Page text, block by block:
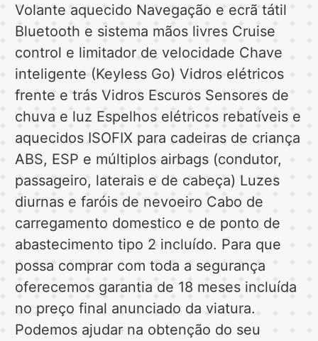
Volante aquecido Navegação e ecrã tátil
Bluetooth e sistema mãos livres Cruise
control e limitador de velocidade Chave
inteligente (Keyless Go) Vidros elétricos
frente e trás Vidros Escuros Sensores de
chuva e luz Espelhos elétricos rebatíveis e
aquecidos ISOFIX para cadeiras de criança
ABS, ESP e múltiplos airbags (condutor,
passageiro, laterais e de cabeça) Luzes
diurnas e faróis de nevoeiro Cabo de
carregamento domestico e de ponto de
abastecimento tipo 2 incluído. Para que
possa comprar com toda a segurança
oferecemos garantia de 18 meses incluída
no preço final anunciado da viatura.
Podemos ajudar na obtenção do seu